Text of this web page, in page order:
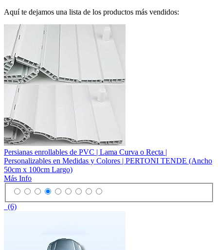
Aquí te dejamos una lista de los productos más vendidos:
Persianas enrollables de PVC | Lama Curva o Recta |
Personalizables en Medidas y Colores | PERTONI TENDE (Ancho
50cm x 100cm Largo)
Más Info
(6)